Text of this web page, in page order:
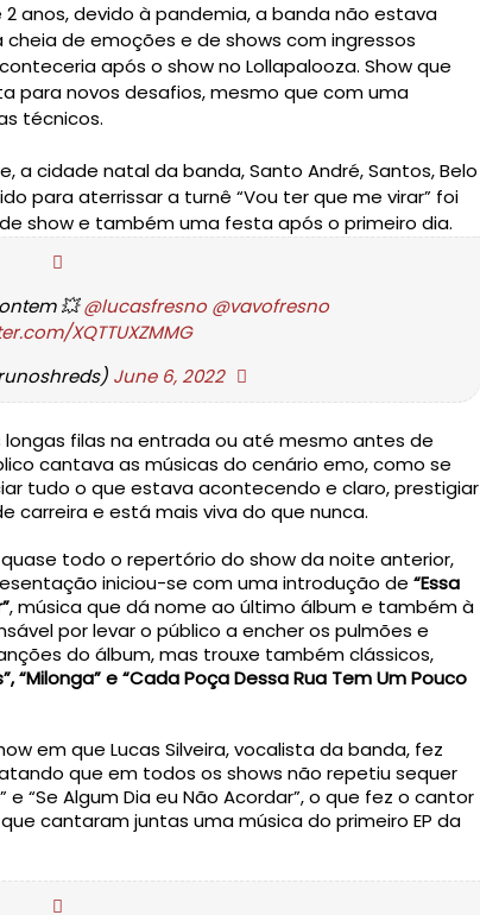
anos, devido à pandemia, a banda não estava
de emoções e de shows com ingressos
após o show no Lollapalooza. Show que
para novos desafios, mesmo que com uma
a cidade natal da banda, Santo André, Santos, Belo
para aterrissar a turnê “Vou ter que me virar” foi
show e também uma festa após o primeiro dia.
💥 @lucasfresno @vavofresno
XQTTUXZMMG
June 6, 2022
filas na entrada ou até mesmo antes de
cantava as músicas do cenário emo, como se
tudo o que estava acontecendo e claro, prestigiar
carreira e está mais viva do que nunca.
todo o repertório do show da noite anterior,
iniciou-se com uma introdução de “Essa
, música que dá nome ao último álbum e também à
por levar o público a encher os pulmões e
do álbum, mas trouxe também clássicos,
“Milonga” e “Cada Poça Dessa Rua Tem Um Pouco
em que Lucas Silveira, vocalista da banda, fez
que em todos os shows não repetiu sequer
“Se Algum Dia eu Não Acordar”, o que fez o cantor
cantaram juntas uma música do primeiro EP da